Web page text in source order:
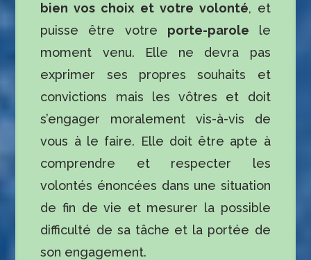
bien vos choix et votre volonté, et
puisse être votre porte-parole le
moment venu. Elle ne devra pas
exprimer ses propres souhaits et
convictions mais les vôtres et doit
s’engager moralement vis-à-vis de
vous à le faire. Elle doit être apte à
comprendre et respecter les
volontés énoncées dans une situation
de fin de vie et mesurer la possible
difficulté de sa tâche et la portée de
son engagement.